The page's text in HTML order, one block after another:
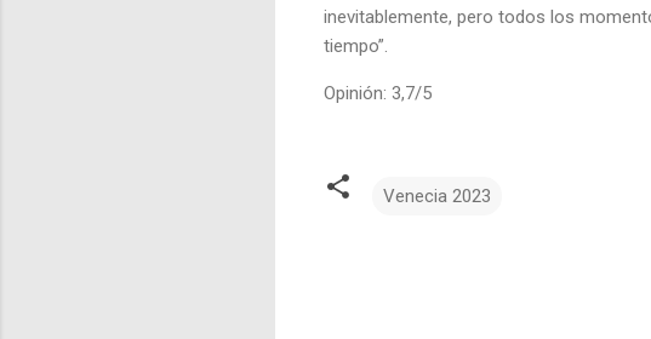
inevitablemente, pero todos los
tiempo”.
Opinión: 3,7/5
Venecia 2023